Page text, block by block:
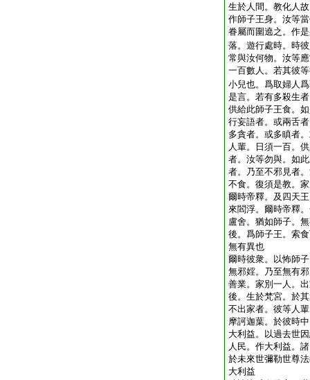
生於人間。教化人
作師子王身。汝等
眷屬而圍遶之。作
落。遊行處時。時
常與汝何物。汝等
一百數人。若其彼
小兒也。爲取婦人
是言。若有多殺生
供給此師子王食。
行妄語者。或兩舌
多貪者。或多瞋者
人輩。日須一百。
者。汝等勿與。如
者。乃至不邪見者
不食。復須是教。
爾時帝釋。及四天
來閻浮。爾時帝釋
盧舍。猶如師子。
後。爲師子王。索
無有異也
爾時彼衆。以怖師
無邪婬。乃至無有
善業。家別一人。
後。生於梵宮。於
不出家者。彼等人
摩訶迦葉。於彼時
大利益。以過去世
人民。作大利益。
於未來世彌勒世尊
大利益